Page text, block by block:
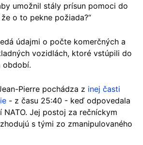
umožnil stály prísun pomoci do
o to pekne požiada?“
údajmi o počte komerčných a
vozidlách, ktoré vstúpili do
období.
Pierre pochádza z inej časti
- z času 25:40 - keď odpovedala
NATO. Jej postoj za rečníckym
s tými zo zmanipulovaného